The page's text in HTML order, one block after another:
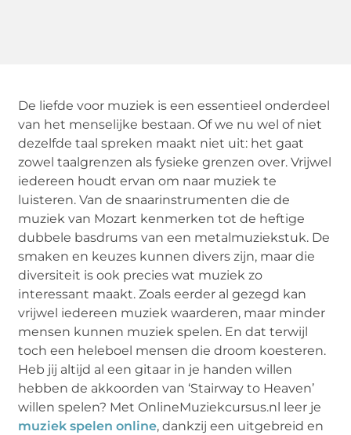
De liefde voor muziek is een essentieel onderdeel
van het menselijke bestaan. Of we nu wel of niet
dezelfde taal spreken maakt niet uit: het gaat
zowel taalgrenzen als fysieke grenzen over. Vrijwel
iedereen houdt ervan om naar muziek te
luisteren. Van de snaarinstrumenten die de
muziek van Mozart kenmerken tot de heftige
dubbele basdrums van een metalmuziekstuk. De
smaken en keuzes kunnen divers zijn, maar die
diversiteit is ook precies wat muziek zo
interessant maakt. Zoals eerder al gezegd kan
vrijwel iedereen muziek waarderen, maar minder
mensen kunnen muziek spelen. En dat terwijl
toch een heleboel mensen die droom koesteren.
Heb jij altijd al een gitaar in je handen willen
hebben de akkoorden van ‘Stairway to Heaven’
willen spelen? Met OnlineMuziekcursus.nl leer je
muziek spelen online, dankzij een uitgebreid en